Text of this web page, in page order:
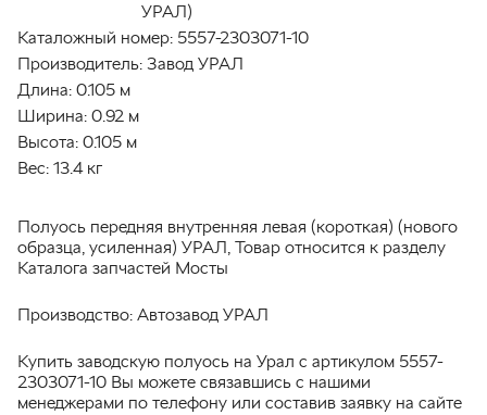
УРАЛ)
Каталожный номер: 5557-2303071-10
Производитель: Завод УРАЛ
Длина: 0.105 м
Ширина: 0.92 м
Высота: 0.105 м
Вес: 13.4 кг
Полуось передняя внутренняя левая (короткая) (нового
образца, усиленная) УРАЛ, Товар относится к разделу
Каталога запчастей Мосты
Производство: Автозавод УРАЛ
Купить заводскую полуось на Урал с артикулом 5557-
2303071-10 Вы можете связавшись с нашими
менеджерами по телефону или составив заявку на сайте